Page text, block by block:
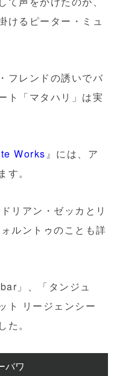
けるピーター・ミュ
フレンドの誘いでバ
ト「マタハリ」は実
Works』には、ア
。
リアン・ゼッカとリ
ルントゥのことも詳
」、「タンジュ
ト リージェンシー
。